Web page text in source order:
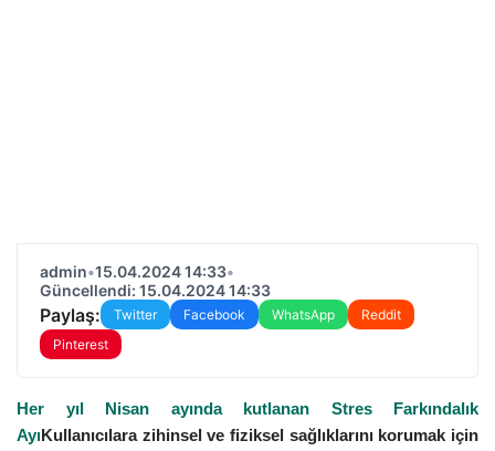
admin•15.04.2024 14:33•
Güncellendi: 15.04.2024 14:33
Paylaş: Twitter Facebook WhatsApp
Reddit
Pinterest
Her yıl Nisan ayında kutlanan Stres Farkındalık
AyıKullanıcılara zihinsel ve fiziksel sağlıklarını korumak için